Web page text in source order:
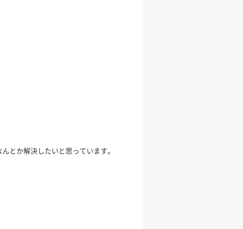
とか解決したいと思っています。